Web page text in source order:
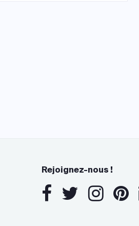
Rejoignez-nous !